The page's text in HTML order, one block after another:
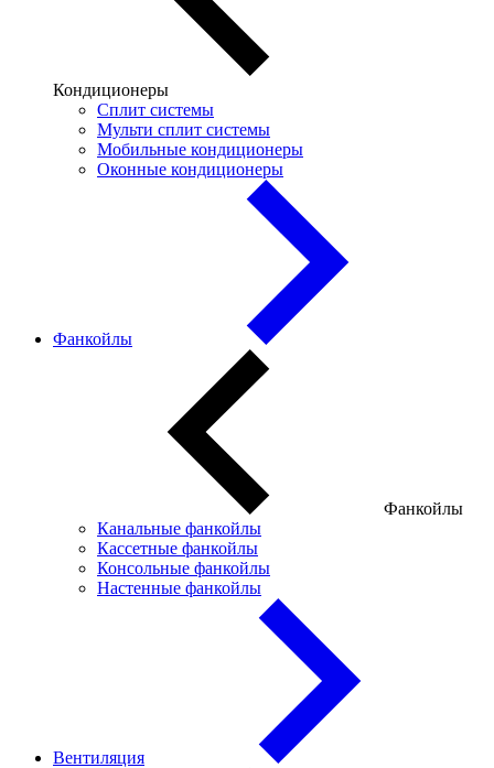
Кондиционеры
Сплит системы
Мульти сплит системы
Мобильные кондиционеры
Оконные кондиционеры
Фанкойлы
Фанкойлы
Канальные фанкойлы
Кассетные фанкойлы
Консольные фанкойлы
Настенные фанкойлы
Вентиляция